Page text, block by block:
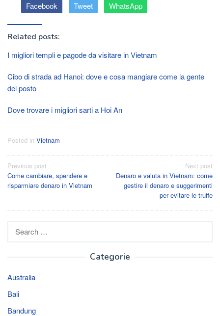
Facebook Tweet WhatsApp
Related posts:
I migliori templi e pagode da visitare in Vietnam
Cibo di strada ad Hanoi: dove e cosa mangiare come la gente
del posto
Dove trovare i migliori sarti a Hoi An
Posted in Vietnam
Post
navigation
Previous post
Come cambiare, spendere e
risparmiare denaro in Vietnam
Next post
Denaro e valuta in Vietnam: come
gestire il denaro e suggerimenti
per evitare le truffe
for:
Categorie
Australia
Bali
Bandung